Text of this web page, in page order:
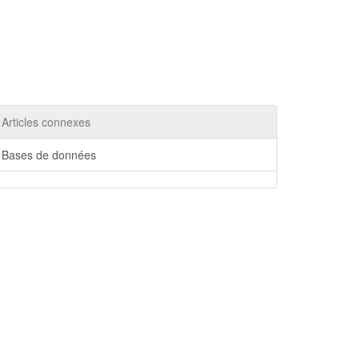
Articles connexes
Bases de données